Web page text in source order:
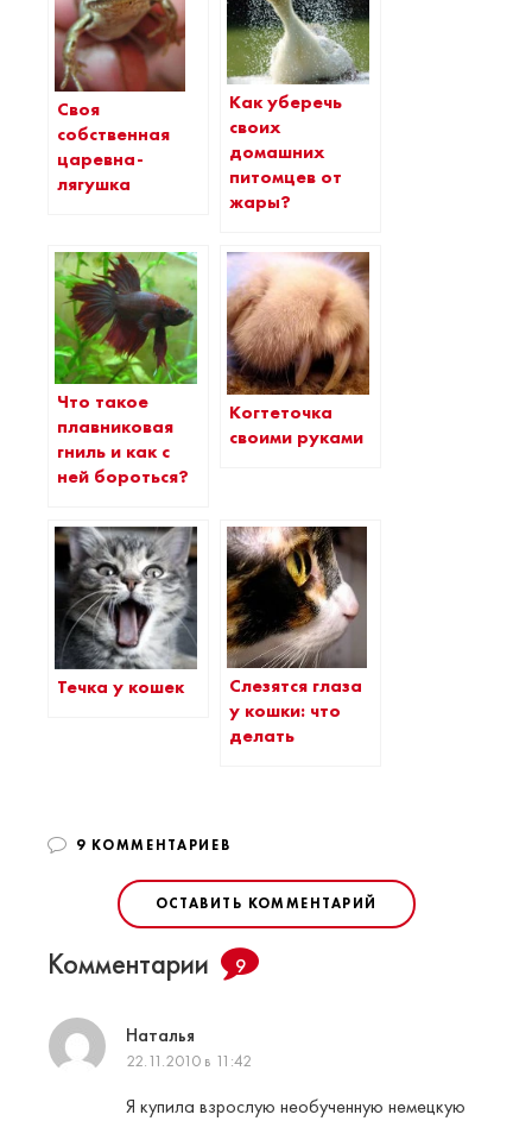
Своя
собственная
царевна-
лягушка
Как уберечь
своих
домашних
питомцев от
жары?
Что такое
плавниковая
гниль и как с
ней бороться?
Когтеточка
своими руками
Течка у кошек
Слезятся глаза
у кошки: что
делать
9 КОММЕНТАРИЕВ
ОСТАВИТЬ КОММЕНТАРИЙ
Комментарии 9
Наталья
22.11.2010 в 11:42
Я купила взрослую необученную немецкую